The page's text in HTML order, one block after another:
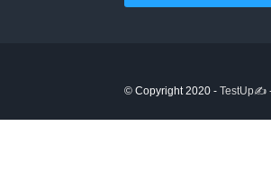
© Copyright 2020 - TestUp✍️ -